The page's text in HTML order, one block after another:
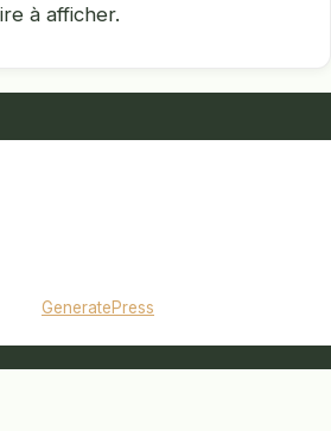
à afficher.
GeneratePress